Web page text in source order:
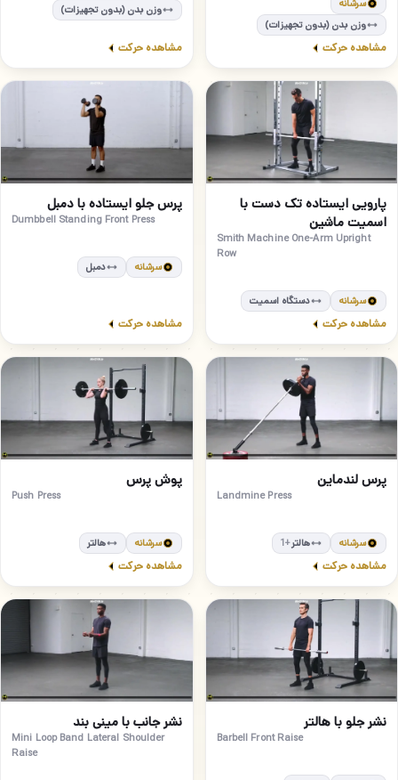
سرشانه
وزن بدن (بدون تجهیزات)
مشاهده حرکت
وزن بدن (بدون تجهیزات)
مشاهده حرکت
29
پارویی ایستاده تک دست با
اسمیت ماشین
Smith Machine One-Arm Upright
Row
سرشانه دستگاه اسمیت
مشاهده حرکت
30
پرس جلو ایستاده با دمبل
Dumbbell Standing Front Press
سرشانه دمبل
مشاهده حرکت
پرس لندماین
Landmine Press
سرشانه هالتر +1
مشاهده حرکت
پوش پرس
Push Press
سرشانه هالتر
مشاهده حرکت
33
نشر جلو با هالتر
Barbell Front Raise
34
نشر جانب با مینی بند
Mini Loop Band Lateral Shoulder
Raise